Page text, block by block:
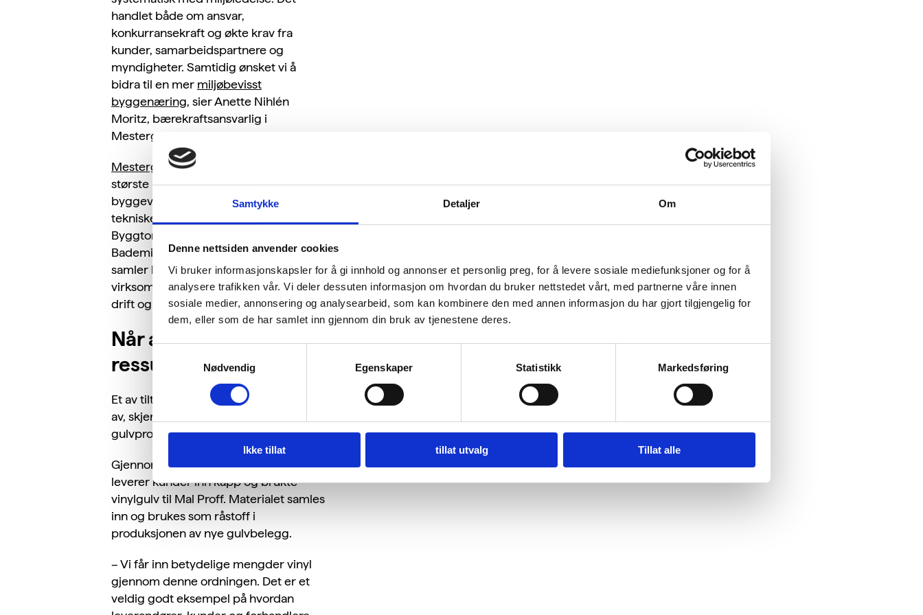
Samtykke Detaljer Om
Denne nettsiden anvender cookies
Vi bruker informasjonskapsler for å gi innhold og annonser et personlig preg, for å levere sosiale mediefunksjoner og for å
analysere trafikken vår. Vi deler dessuten informasjon om hvordan du bruker nettstedet vårt, med partnerne våre innen
sosiale medier, annonsering og analysearbeid, som kan kombinere den med annen informasjon du har gjort tilgjengelig for
dem, eller som de har samlet inn gjennom din bruk av tjenestene deres.
Nødvendig
Egenskaper Statistikk Markedsføring
Ikke tillat tillat utvalg Tillat alle
handlet både om ansvar,
konkurransekraft og økte krav fra
kunder, samarbeidspartnere og
myndigheter. Samtidig ønsket vi å
bidra til en mer miljøbevisst
byggenæring, sier Anette Nihlén
Moritz, bærekraftsansvarlig i
Mestergruppen.
Mestergruppen
største konsern innen
byggevarehandel, boligbygging og
tekniske fag. Gjennom kjeder som
Byggtorget, XL-BYGG, Mesterhus,
Bademiljø, Fargerike og Mal Proff
samler konsernet flere hundre
virksomheter med stor variasjon i både
drift og eierskap.
Når avfall blir en
ressurs
Et av tiltakene Mal Proffer mest stolt
av, skjer i samarbeid med
gulvprodusenten Tarkett.
Gjennom
Tarketts ReStart-program
leverer kunder inn kapp og brukte
vinylgulv til Mal Proff. Materialet samles
inn og brukes som råstoff i
produksjonen av nye gulvbelegg.
– Vi får inn betydelige mengder vinyl
gjennom denne ordningen. Det er et
veldig godt eksempel på hvordan